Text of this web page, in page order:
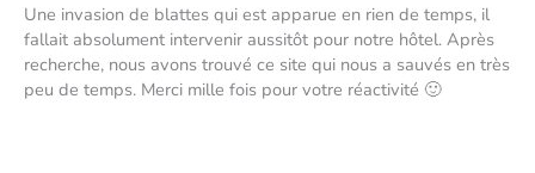
Une invasion de blattes qui est apparue en rien de temps, il
fallait absolument intervenir aussitôt pour notre hôtel. Après
recherche, nous avons trouvé ce site qui nous a sauvés en très
peu de temps. Merci mille fois pour votre réactivité 🙂